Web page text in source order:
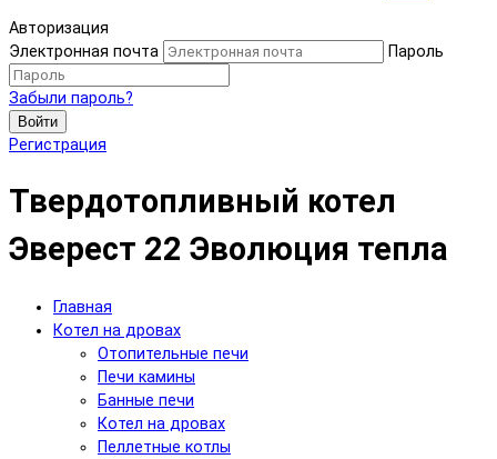
Авторизация
Электронная почта
Пароль
Забыли пароль?
Войти
Регистрация
Твердотопливный котел
Эверест 22 Эволюция тепла
Главная
Котел на дровах
Отопительные печи
Печи камины
Банные печи
Котел на дровах
Пеллетные котлы